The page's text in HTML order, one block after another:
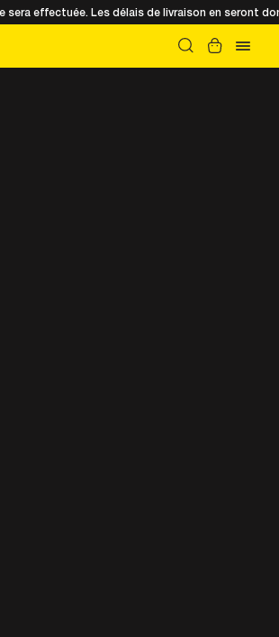
sera effectuée. Les délais de livraison en seront